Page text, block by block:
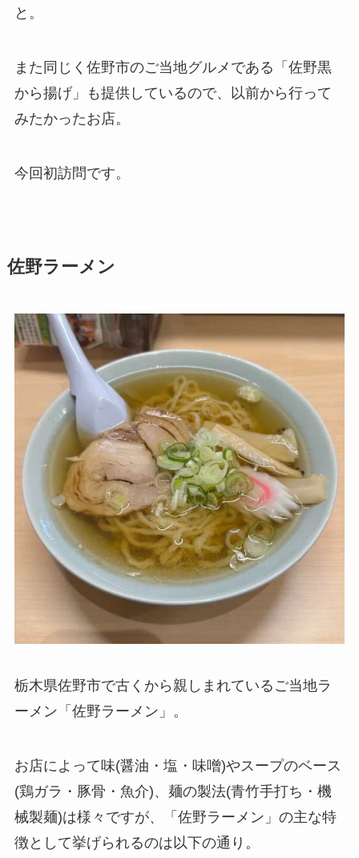
と。
また同じく佐野市のご当地グルメである「佐野黒
から揚げ」も提供しているので、以前から行って
みたかったお店。
今回初訪問です。
佐野ラーメン
栃木県佐野市で古くから親しまれているご当地ラ
ーメン「佐野ラーメン」。
お店によって味(醤油・塩・味噌)やスープのベース
(鶏ガラ・豚骨・魚介)、麺の製法(青竹手打ち・機
械製麺)は様々ですが、「佐野ラーメン」の主な特
徴として挙げられるのは以下の通り。